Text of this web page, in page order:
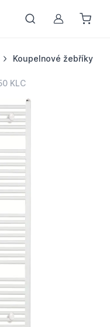
Můj účet
Koupelnové žebříky
KLC